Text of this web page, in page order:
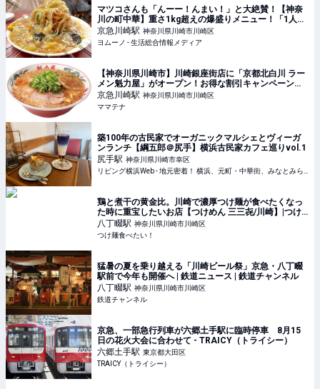
マツコさんも「んーー！んまい！」と大絶賛！【神奈
川の町中華】重さ1kg超えの爆盛りメニュー！「1人前
で考えたらこれワンコイン以下だよ…！」 | ヨムーノ
京急川崎駅 神奈川県川崎市川崎区
ヨムーノ - 生活総合情報メディア
【神奈川県川崎市】川崎銀座街店に「京都北白川 ラー
メン魁力屋」がオープン！お得な割引キャンペーンも |
ママテナ
京急川崎駅 神奈川県川崎市川崎区
ママテナ
築100年の古民家でオーガニックマルシェとヴィーガ
ンランチ【綱五郎＠尻手】横浜古民家カフェ巡りvol.1
尻手駅 神奈川県川崎市幸区
鶏と煮干の黄金比。川崎で濃厚つけ麺が食べたくなっ
た時に重宝したいお店【つけめん 三三㐂/川崎】|つけ
麺食べたい！
八丁畷駅 神奈川県川崎市川崎区
つけ麺食べたい！
猛暑の夏を乗り越える「川崎ビール祭」京急・八丁畷
駅前で今年も開催へ | 鉄道ニュース | 鉄道チャンネル
八丁畷駅 神奈川県川崎市川崎区
鉄道チャンネル
京急、一部急行列車が六郷土手駅に臨時停車 8月15
日の花火大会に合わせて - TRAICY（トライシー）
六郷土手駅 東京都大田区
TRAICY（トライシー）